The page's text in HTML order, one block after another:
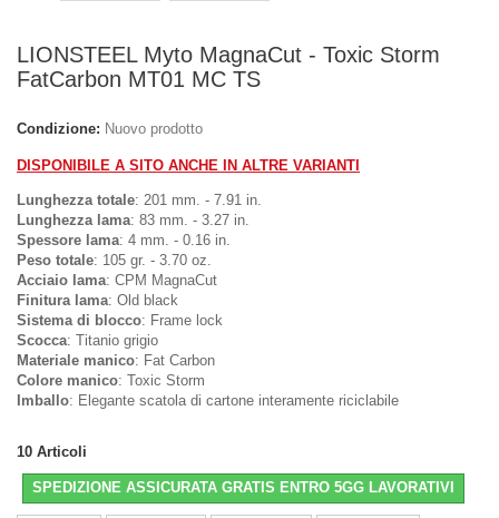
LIONSTEEL Myto MagnaCut - Toxic Storm
FatCarbon MT01 MC TS
Condizione: Nuovo prodotto
DISPONIBILE A SITO ANCHE IN ALTRE VARIANTI
Lunghezza totale: 201 mm. - 7.91 in.
Lunghezza lama: 83 mm. - 3.27 in.
Spessore lama: 4 mm. - 0.16 in.
Peso totale: 105 gr. - 3.70 oz.
Acciaio lama: CPM MagnaCut
Finitura lama: Old black
Sistema di blocco: Frame lock
Scocca: Titanio grigio
Materiale manico: Fat Carbon
Colore manico: Toxic Storm
Imballo: Elegante scatola di cartone interamente riciclabile
10 Articoli
SPEDIZIONE ASSICURATA GRATIS ENTRO 5GG LAVORATIVI